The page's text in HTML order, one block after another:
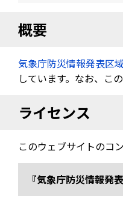
概要
気象庁防災情報発表区
しています。なお、こ
ライセンス
このウェブサイトのコ
『気象庁防災情報発